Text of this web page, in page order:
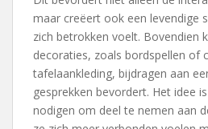
maar creëert ook een levendige
zich betrokken voelt. Bovendien
decoraties, zoals bordspellen of
tafelaankleding, bijdragen aan
gesprekken bevordert. Het idee
nodigen om deel te nemen aan